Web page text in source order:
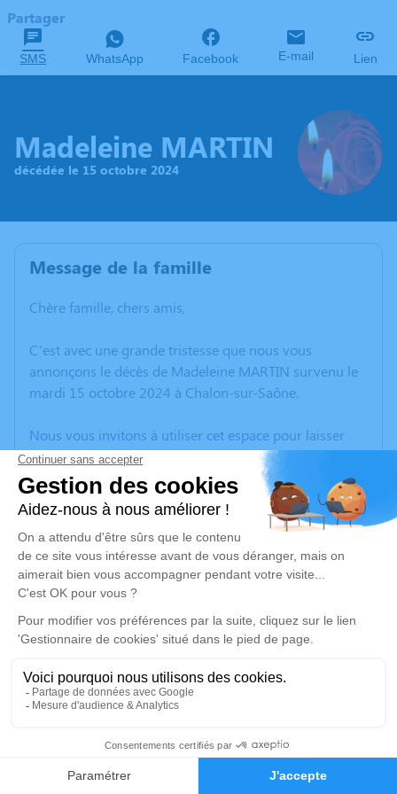
Faire-part Hommages
Partager
SMS WhatsApp Facebook E-mail Lien
Madeleine MARTIN
décédée le 15 octobre 2024
Message de la famille
Chère famille, chers amis,
C’est avec une grande tristesse que nous vous
annonçons le décès de Madeleine MARTIN survenu le
mardi 15 octobre 2024 à Chalon-sur-Saône.
Nous vous invitons à utiliser cet espace pour laisser
vos condoléances, partager des photos souvenirs, une
anecdote ou exprimer vos pensées à travers des
poèmes ou des textes. Cet endroit est un lieu
d'expression dédié à honorer la mémoire de Madeleine
MARTIN.
Un service de plantation d’arbre hommage est
disponible ici.
Je rends hommage
Cérémonie
st germain
71330 Saint Germain du Bois